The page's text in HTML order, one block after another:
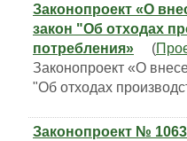
Законопроект «О
закон "Об отходах
потребления» (
Законопроект «О
"Об отходах
Законопроект №